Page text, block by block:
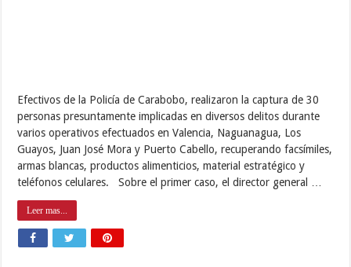
Efectivos de la Policía de Carabobo, realizaron la captura de 30
personas presuntamente implicadas en diversos delitos durante
varios operativos efectuados en Valencia, Naguanagua, Los
Guayos, Juan José Mora y Puerto Cabello, recuperando facsímiles,
armas blancas, productos alimenticios, material estratégico y
teléfonos celulares. Sobre el primer caso, el director general …
Leer mas...